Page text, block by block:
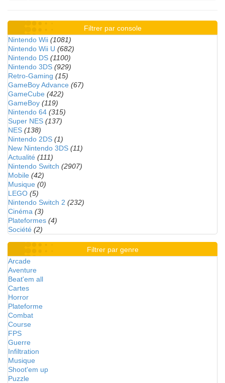
Filtrer par console
Nintendo Wii (1081)
Nintendo Wii U (682)
Nintendo DS (1100)
Nintendo 3DS (929)
Retro-Gaming (15)
GameBoy Advance (67)
GameCube (422)
GameBoy (119)
Nintendo 64 (315)
Super NES (137)
NES (138)
Nintendo 2DS (1)
New Nintendo 3DS (11)
Actualité (111)
Nintendo Switch (2907)
Mobile (42)
Musique (0)
LEGO (5)
Nintendo Switch 2 (232)
Cinéma (3)
Plateformes (4)
Société (2)
Filtrer par genre
Arcade
Aventure
Beat'em all
Cartes
Horror
Plateforme
Combat
Course
FPS
Guerre
Infiltration
Musique
Shoot'em up
Puzzle